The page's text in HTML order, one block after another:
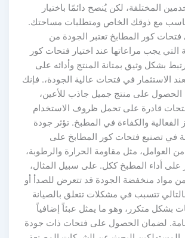
لكن يُنصح دائمًا باختيار
ذوقك الخاص ومتطلبات مساحتك.
المطابخ تعتبر الجودة من
مراعاتها عند اختيار فتحات كور
وثيق بمتانة المنتج وأدائه على
في فتحات عالية الجودة،. فإنك
منتج جميل جاذب للأعين،
على تحمل ظروف الاستخدام
والكفاءة في المطبخ. تؤثر جودة
فتحات كور المطابخ على
مثل مقاومة الحرارة والرطوبة،
المطبخ ككل. على سبيل المثال،
الجودة قد تتعرض للصدأ أو
تتسبب في مشكلات تتعلق بالصيانة
متكرر، وهو ما يمثل عبئاً إضافياً
لضمان الحصول على فتحات ذات جودة